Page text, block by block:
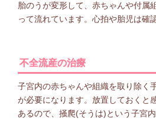
胎のうが変形して、赤ちゃんや付属
って流れています。心拍や胎児は確
不全流産の治療
子宮内の赤ちゃんや組織を取り除く
が必要になります。放置しておくと
あるので、掻爬(そうは)という子宮